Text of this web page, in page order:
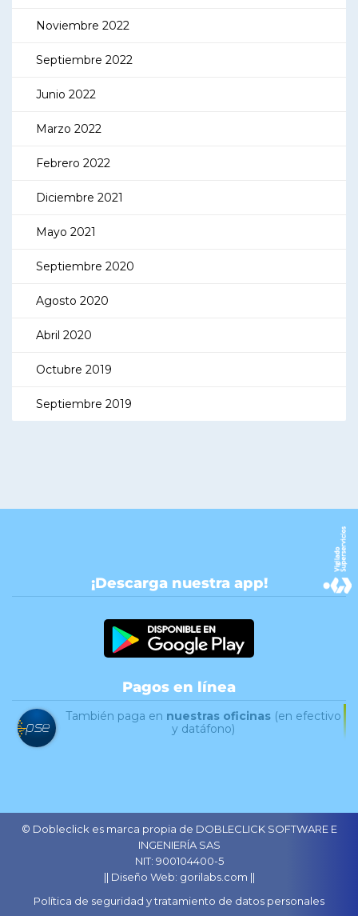
Noviembre 2022
Septiembre 2022
Junio 2022
Marzo 2022
Febrero 2022
Diciembre 2021
Mayo 2021
Septiembre 2020
Agosto 2020
Abril 2020
Octubre 2019
Septiembre 2019
¡Descarga nuestra app!
Pagos en línea
También paga en nuestras oficinas(en efectivo
y datáfono)
© Dobleclick es marca propia de DOBLECLICK SOFTWARE E
INGENIERÍA SAS
NIT: 900104400-5
|| Diseño Web: gorilabs.com ||
Política de seguridad y tratamiento de datos personales